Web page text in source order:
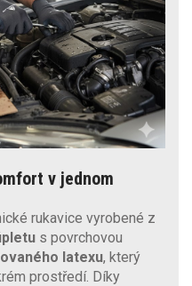
v jednom
rukavice vyrobené z
s povrchovou
latexu, který
prostředí. Díky